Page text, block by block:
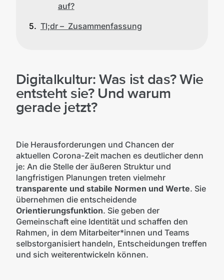
auf?
Tl;dr – Zusammenfassung
Digitalkultur: Was ist das? Wie
entsteht sie? Und warum
gerade jetzt?
Die Herausforderungen und Chancen der
aktuellen Corona-Zeit machen es deutlicher denn
je: An die Stelle der äußeren Struktur und
langfristigen Planungen treten vielmehr
transparente und stabile Normen und Werte. Sie
übernehmen die entscheidende
Orientierungsfunktion. Sie geben der
Gemeinschaft eine Identität und schaffen den
Rahmen, in dem Mitarbeiter*innen und Teams
selbstorganisiert handeln, Entscheidungen treffen
und sich weiterentwickeln können.